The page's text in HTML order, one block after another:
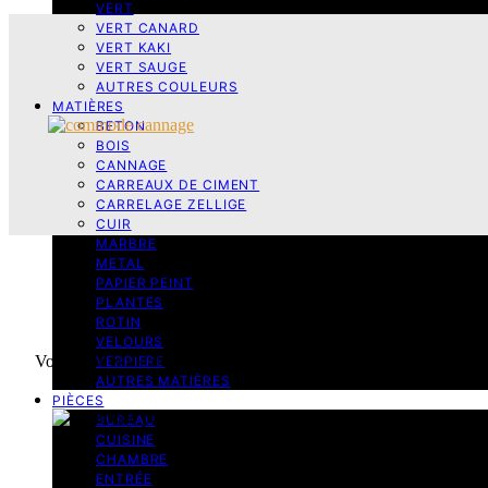
VERT
VERT CANARD
VERT KAKI
VERT SAUGE
AUTRES COULEURS
MATIÈRES
BETON
BOIS
CANNAGE
CARREAUX DE CIMENT
CARRELAGE ZELLIGE
CUIR
MARBRE
METAL
PAPIER PEINT
PLANTES
ROTIN
VELOURS
VERRIERE
AUTRES MATIÈRES
PIÈCES
BUREAU
CUISINE
CHAMBRE
ENTRÉE
Vous avez envie de